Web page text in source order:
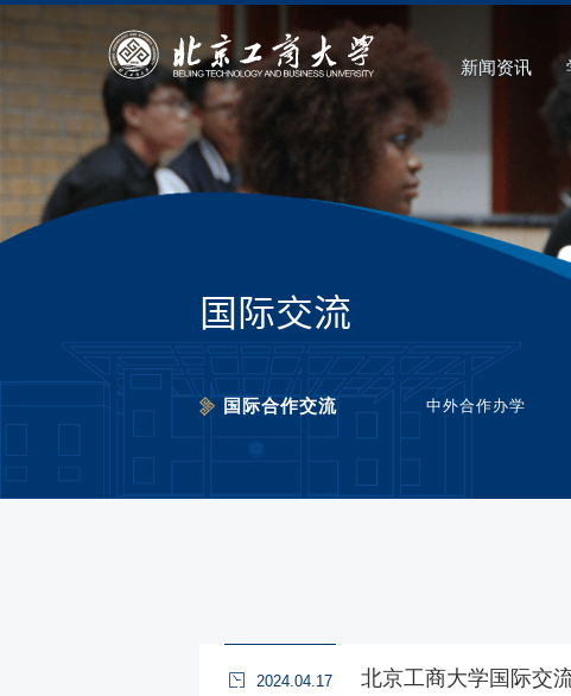
新闻资讯
国际交流
国际合作交流 中外合作办学
2024.04.17 北京工商大学国际交